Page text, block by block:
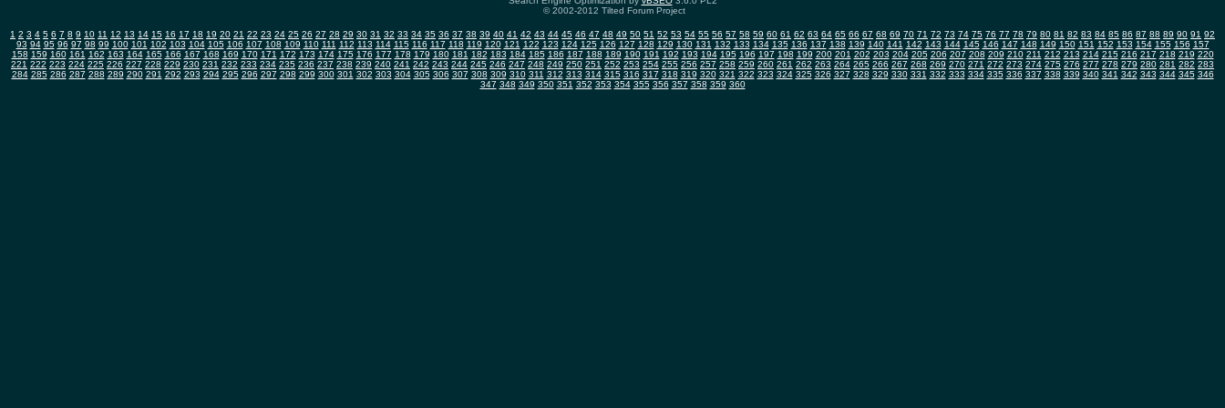
© 2002-2012 Tilted Forum Project
1 2 3 4 5 6 7 8 9 10 11 12 13 14 15 16 17 18 19 20 21 22 23 24 25 26 27 28 29 30 31 32 33 34 35 36 37 38 39 40 41 42 43 44 45 46 47 48 49 50 51 52 53 54 55 56 57 58 59 60 61 62 63 64 65 66 67 68 69 70 71 72 73 74 75 76 77 78 79 80 81 82 83 84 85 86 87 88 89 90 91 92
93 94 95 96 97 98 99 100 101 102 103 104 105 106 107 108 109 110 111 112 113 114 115 116 117 118 119 120 121 122 123 124 125 126 127 128 129 130 131 132 133 134 135 136 137 138 139 140 141 142 143 144 145 146 147 148 149 150 151 152 153 154 155 156 157
158 159 160 161 162 163 164 165 166 167 168 169 170 171 172 173 174 175 176 177 178 179 180 181 182 183 184 185 186 187 188 189 190 191 192 193 194 195 196 197 198 199 200 201 202 203 204 205 206 207 208 209 210 211 212 213 214 215 216 217 218 219 220
221 222 223 224 225 226 227 228 229 230 231 232 233 234 235 236 237 238 239 240 241 242 243 244 245 246 247 248 249 250 251 252 253 254 255 256 257 258 259 260 261 262 263 264 265 266 267 268 269 270 271 272 273 274 275 276 277 278 279 280 281 282 283
284 285 286 287 288 289 290 291 292 293 294 295 296 297 298 299 300 301 302 303 304 305 306 307 308 309 310 311 312 313 314 315 316 317 318 319 320 321 322 323 324 325 326 327 328 329 330 331 332 333 334 335 336 337 338 339 340 341 342 343 344 345 346
347 348 349 350 351 352 353 354 355 356 357 358 359 360